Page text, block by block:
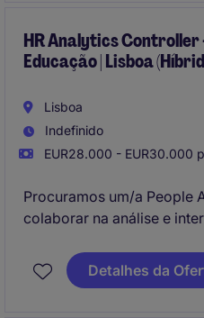
HR Analytics
Educação | Lisboa
Lisboa
Indefinido
EUR28.000 - EUR30.000
Procuramos um/a People
colaborar na análise e
para decisões
posição foca-se na
Detalhes da